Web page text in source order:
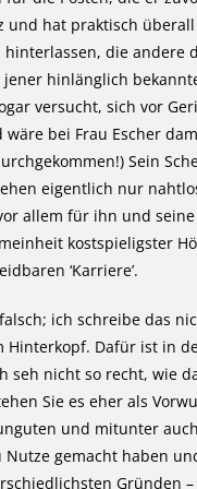
und hat praktisch
die andere
hinlänglich
versucht, sich vor
bei Frau Escher
Sein
eigentlich nur
allem für ihn und seine
kostspieligster
‘Karriere’.
ich schreibe das
Hinterkopf. Dafür ist in
seh nicht so recht, wie
Sie es eher als
und mitunter
gemacht haben
Gründen